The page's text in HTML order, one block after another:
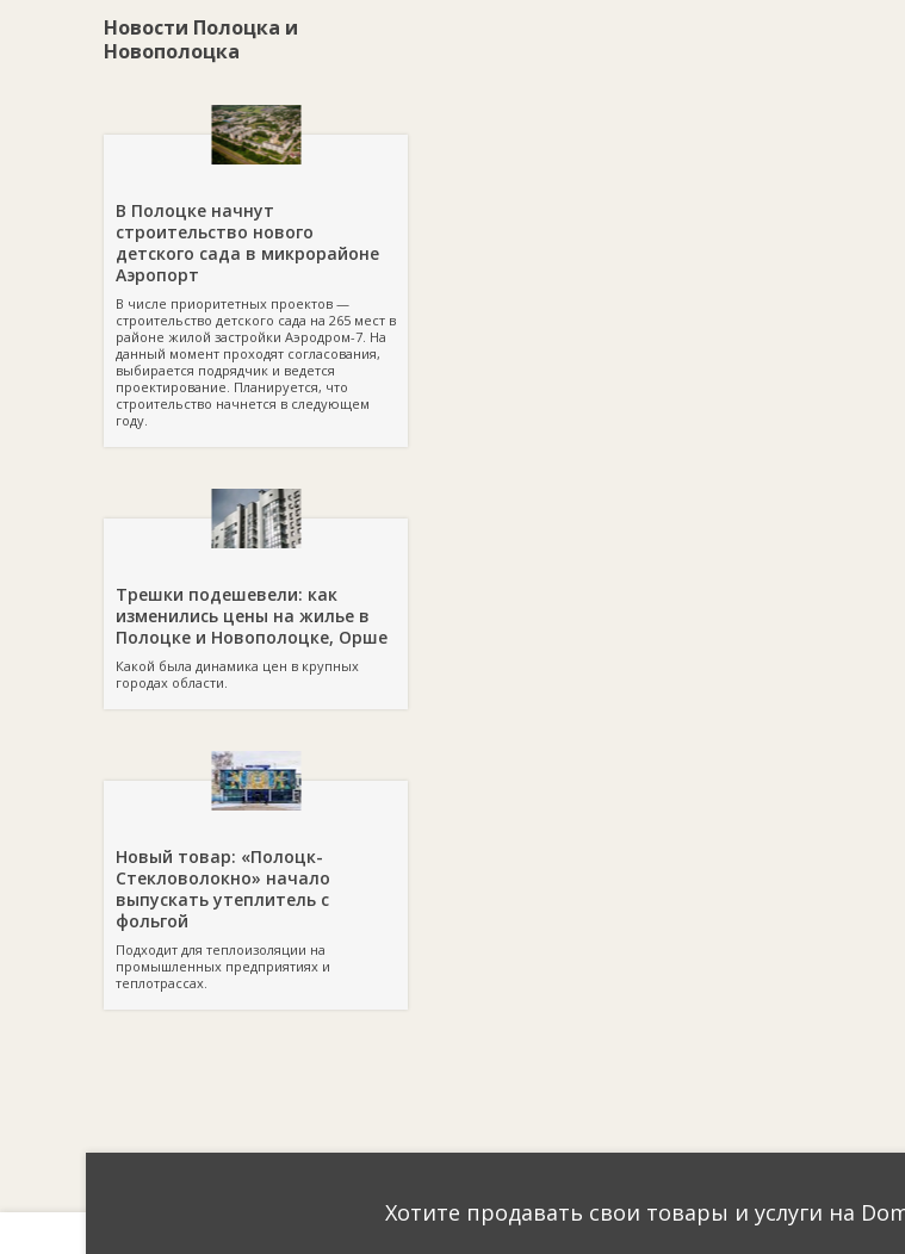
Новости Полоцка и
Новополоцка
В Полоцке начнут
строительство нового
детского сада в микрорайоне
Аэропорт
В числе приоритетных проектов —
строительство детского сада на 265 мест в
районе жилой застройки Аэродром-7. На
данный момент проходят согласования,
выбирается подрядчик и ведется
проектирование. Планируется, что
строительство начнется в следующем
году.
Трешки подешевели: как
изменились цены на жилье в
Полоцке и Новополоцке, Орше
Какой была динамика цен в крупных
городах области.
Новый товар: «Полоцк-
Стекловолокно» начало
выпускать утеплитель с
фольгой
Подходит для теплоизоляции на
промышленных предприятиях и
теплотрассах.
Хотите продавать свои товары и услуги на